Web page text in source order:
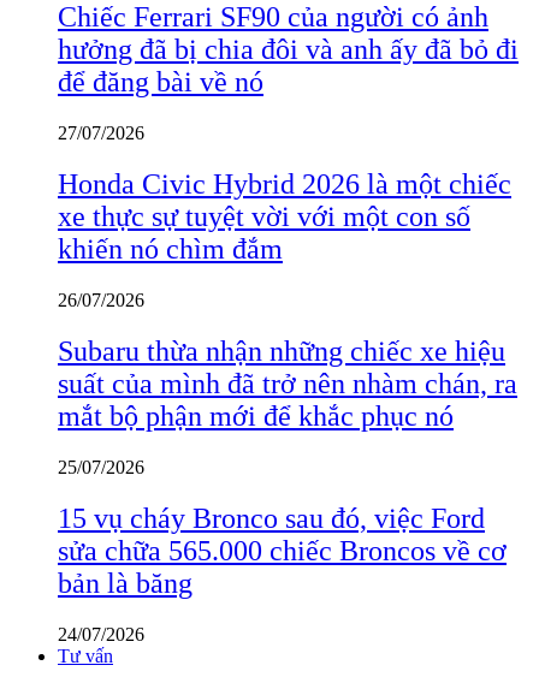
Chiếc Ferrari SF90 của người có ảnh
hưởng đã bị chia đôi và anh ấy đã bỏ đi
để đăng bài về nó
27/07/2026
Honda Civic Hybrid 2026 là một chiếc
xe thực sự tuyệt vời với một con số
khiến nó chìm đắm
26/07/2026
Subaru thừa nhận những chiếc xe hiệu
suất của mình đã trở nên nhàm chán, ra
mắt bộ phận mới để khắc phục nó
25/07/2026
15 vụ cháy Bronco sau đó, việc Ford
sửa chữa 565.000 chiếc Broncos về cơ
bản là băng
24/07/2026
Tư vấn